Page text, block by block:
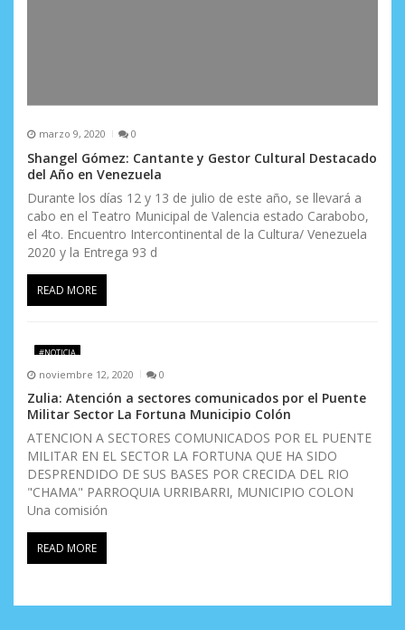
marzo 9, 2020 0
Shangel Gómez: Cantante y Gestor Cultural Destacado
del Año en Venezuela
Durante los días 12 y 13 de julio de este año, se llevará a
cabo en el Teatro Municipal de Valencia estado Carabobo,
el 4to. Encuentro Intercontinental de la Cultura/ Venezuela
2020 y la Entrega 93 d
READ MORE
#NOTICIA
noviembre 12, 2020 0
Zulia: Atención a sectores comunicados por el Puente
Militar Sector La Fortuna Municipio Colón
ATENCION A SECTORES COMUNICADOS POR EL PUENTE
MILITAR EN EL SECTOR LA FORTUNA QUE HA SIDO
DESPRENDIDO DE SUS BASES POR CRECIDA DEL RIO
"CHAMA" PARROQUIA URRIBARRI, MUNICIPIO COLON
Una comisión
READ MORE